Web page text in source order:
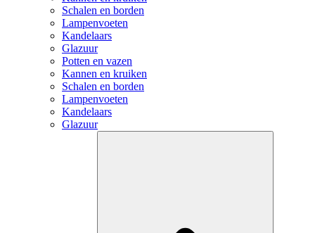
Schalen en borden
Lampenvoeten
Kandelaars
Glazuur
Potten en vazen
Kannen en kruiken
Schalen en borden
Lampenvoeten
Kandelaars
Glazuur